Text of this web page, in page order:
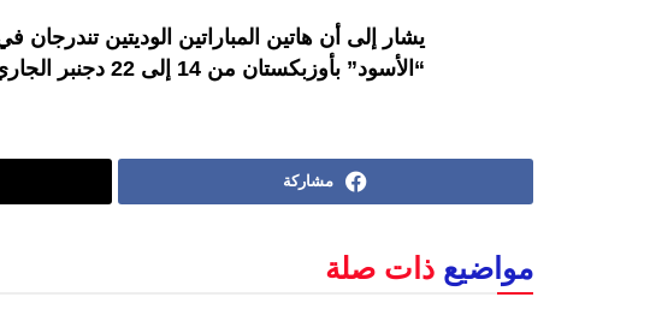
يشار إلى أن هاتين المباراتين الوديتين
“الأسود” بأوزبكستان من 14 إلى 22 دجنبر الجاري، استعدادا للاستحقاقات المقبلة.
مشاركة
مواضيع ذات صلة